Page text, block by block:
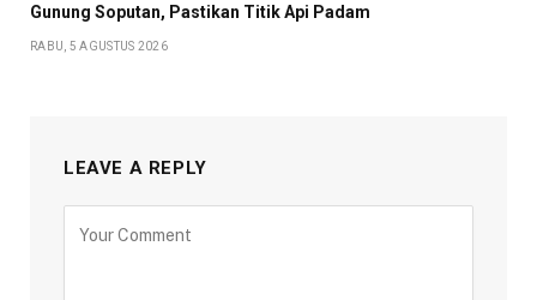
Gunung Soputan, Pastikan Titik Api Padam
RABU, 5 AGUSTUS 2026
LEAVE A REPLY